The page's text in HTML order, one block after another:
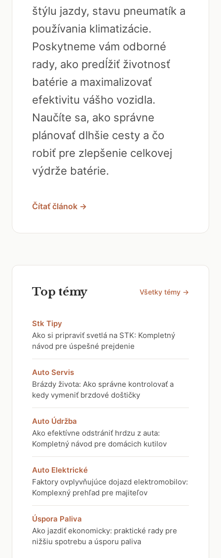
štýlu jazdy, stavu pneumatík a
používania klimatizácie.
Poskytneme vám odborné
rady, ako predĺžiť životnosť
batérie a maximalizovať
efektivitu vášho vozidla.
Naučíte sa, ako správne
plánovať dlhšie cesty a čo
robiť pre zlepšenie celkovej
výdrže batérie.
Čítať článok →
Top témy Všetky témy →
Stk Tipy
Ako si pripraviť svetlá na STK: Kompletný
návod pre úspešné prejdenie
Auto Servis
Brázdy života: Ako správne kontrolovať a
kedy vymeniť brzdové doštičky
Auto Údržba
Ako efektívne odstrániť hrdzu z auta:
Kompletný návod pre domácich kutilov
Auto Elektrické
Faktory ovplyvňujúce dojazd elektromobilov:
Komplexný prehľad pre majiteľov
Úspora Paliva
Ako jazdiť ekonomicky: praktické rady pre
nižšiu spotrebu a úsporu paliva